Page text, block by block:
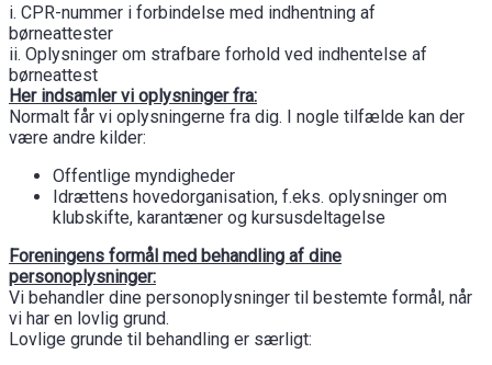
i. CPR-nummer i forbindelse med indhentning af
børneattester
ii. Oplysninger om strafbare forhold ved indhentelse af
børneattest
Her indsamler vi oplysninger fra:
Normalt får vi oplysningerne fra dig. I nogle tilfælde kan der
være andre kilder:
Offentlige myndigheder
Idrættens hovedorganisation, f.eks. oplysninger om
klubskifte, karantæner og kursusdeltagelse
Foreningens formål med behandling af dine
personoplysninger:
Vi behandler dine personoplysninger til bestemte formål, når
vi har en lovlig grund.
Lovlige grunde til behandling er særligt: